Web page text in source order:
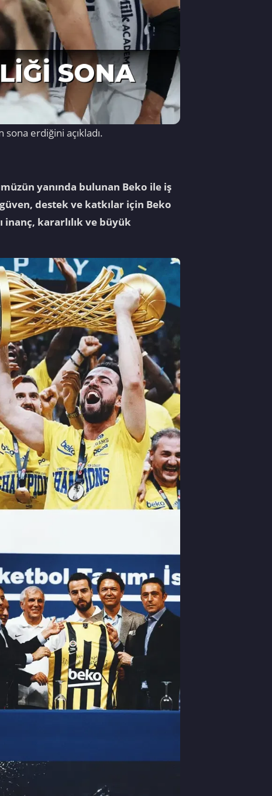
erdiğini açıkladı.
yanında bulunan Beko ile iş
destek ve katkılar için Beko
inanç, kararlılık ve büyük